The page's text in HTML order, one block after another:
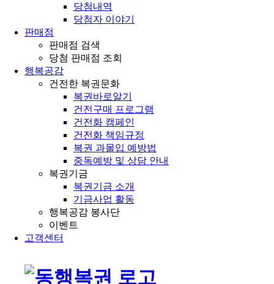
당첨내역
당첨자 이야기
판매점
판매점 검색
당첨 판매점 조회
행복공감
건전한 복권문화
복권바로알기
건전구매 프로그램
건전화 캠페인
건전화 책임규정
복권 과몰입 예방법
중독예방 및 상담 안내
복권기금
복권기금 소개
기금사업 활동
행복공감 봉사단
이벤트
고객센터